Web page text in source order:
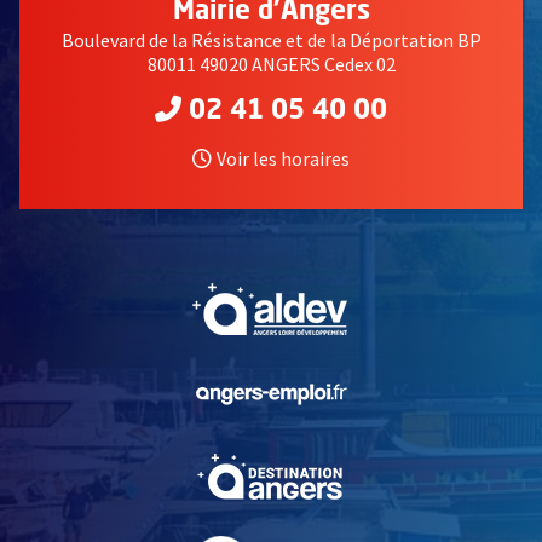
Mairie d'Angers
Boulevard de la Résistance et de la Déportation BP
80011 49020 ANGERS Cedex 02
02 41 05 40 00
Voir les horaires
, Ouvre une nouvelle